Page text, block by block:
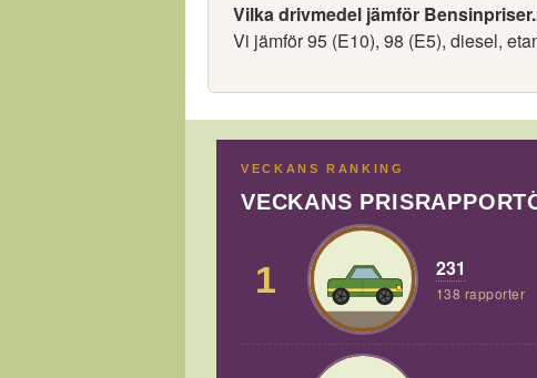
Vilka drivmedel jämför
Vi jämför 95 (E10), 98 (E5), diesel,
VECKANS RANKING
VECKANS
1 231
138 rapporter